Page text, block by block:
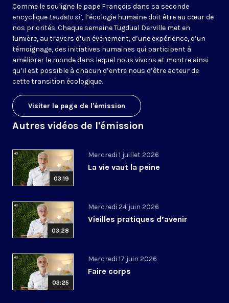
Comme le souligne le pape François dans sa seconde
encyclique Laudato si’, l’écologie humaine doit être au cœur de
nos priorités. Chaque semaine Tugdual Derville met en
lumière, au travers d’un événement, d’une expérience, d’un
témoignage, des initiatives humaines qui participent à
améliorer le monde dans lequel nous vivons et montre ainsi
qu’il est possible à chacun d’entre nous d’être acteur de
cette transition écologique.
Visiter la page de l'émission
Autres vidéos de l'émission
03:19
Mercredi 1 juillet 2026
La vie vaut la peine
03:28
Mercredi 24 juin 2026
Vieilles pratiques d’avenir
03:25
Mercredi 17 juin 2026
Faire corps